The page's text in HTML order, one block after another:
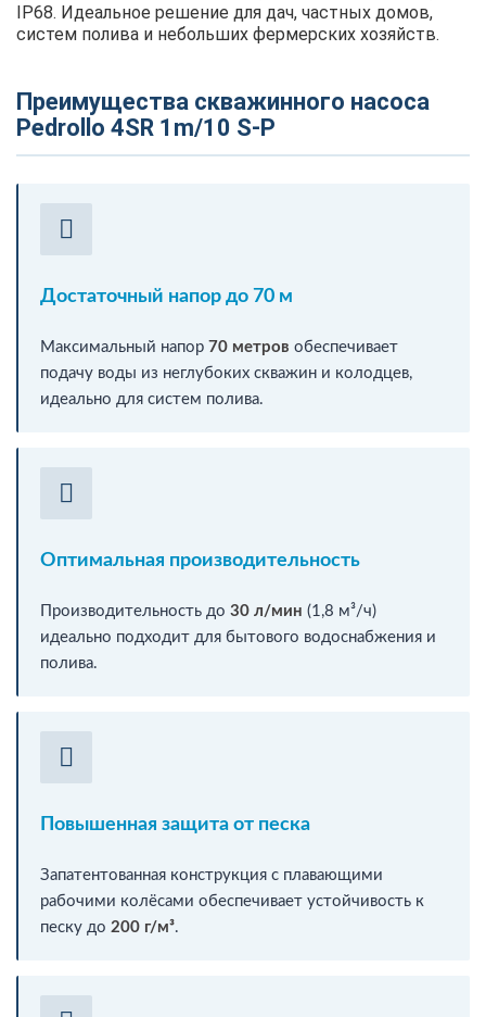
IP68. Идеальное решение для дач, частных домов,
систем полива и небольших фермерских хозяйств.
Преимущества скважинного насоса
Pedrollo 4SR 1m/10 S-P
Достаточный напор до 70 м
Максимальный напор 70 метров обеспечивает
подачу воды из неглубоких скважин и колодцев,
идеально для систем полива.
Оптимальная производительность
Производительность до 30 л/мин (1,8 м³/ч)
идеально подходит для бытового водоснабжения и
полива.
Повышенная защита от песка
Запатентованная конструкция с плавающими
рабочими колёсами обеспечивает устойчивость к
песку до 200 г/м³.